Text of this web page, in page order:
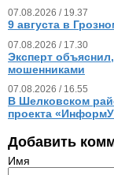
07.08.2026 / 19.37
9 августа в
07.08.2026 / 17.30
Эксперт
мошенниками
07.08.2026 / 16.55
В Шелковском
проекта
Добавить
Имя